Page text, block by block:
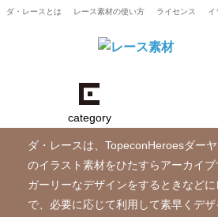
ダ・レースとは レース素材の使い方 ライセンス イ
category
ダ・レースは、TopeconHeroesダー
のイラスト素材をひたすらアーカイブ
ガーリーなデザインをするときなど
で、必要に応じて利用して素早くデザ